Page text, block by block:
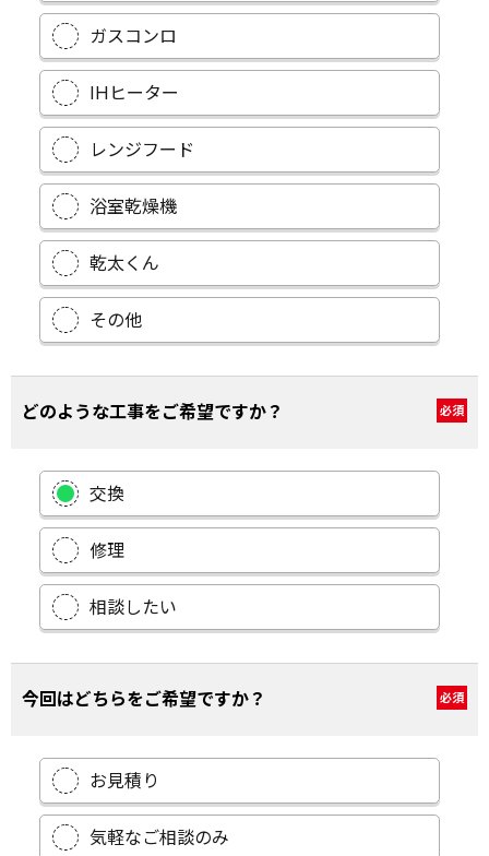
ガスコンロ
IHヒーター
レンジフード
浴室乾燥機
乾太くん
その他
どのような工事をご希望ですか？ 必須
交換
修理
相談したい
今回はどちらをご希望ですか？ 必須
お見積り
気軽なご相談のみ